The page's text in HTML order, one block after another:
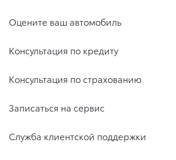
Оцените ваш автомобиль
Консультация по кредиту
Консультация по страхованию
Записаться на сервис
Служба клиентской поддержки